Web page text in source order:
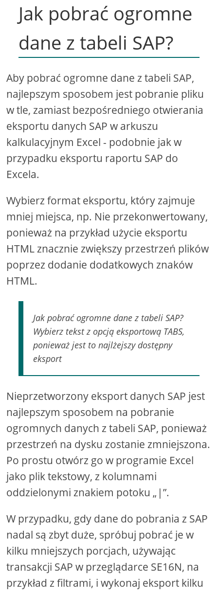
Jak pobrać ogromne
dane z tabeli SAP?
Aby pobrać ogromne dane z tabeli SAP,
najlepszym sposobem jest pobranie pliku
w tle, zamiast bezpośredniego otwierania
eksportu danych SAP w arkuszu
kalkulacyjnym Excel - podobnie jak w
przypadku eksportu raportu SAP do
Excela.
Wybierz format eksportu, który zajmuje
mniej miejsca, np. Nie przekonwertowany,
ponieważ na przykład użycie eksportu
HTML znacznie zwiększy przestrzeń plików
poprzez dodanie dodatkowych znaków
HTML.
Jak pobrać ogromne dane z tabeli SAP?
Wybierz tekst z opcją eksportową TABS,
ponieważ jest to najlżejszy dostępny
eksport
Nieprzetworzony eksport danych SAP jest
najlepszym sposobem na pobranie
ogromnych danych z tabeli SAP, ponieważ
przestrzeń na dysku zostanie zmniejszona.
Po prostu otwórz go w programie Excel
jako plik tekstowy, z kolumnami
oddzielonymi znakiem potoku „|”.
W przypadku, gdy dane do pobrania z SAP
nadal są zbyt duże, spróbuj pobrać je w
kilku mniejszych porcjach, używając
transakcji SAP w przeglądarce SE16N, na
przykład z filtrami, i wykonaj eksport kilku